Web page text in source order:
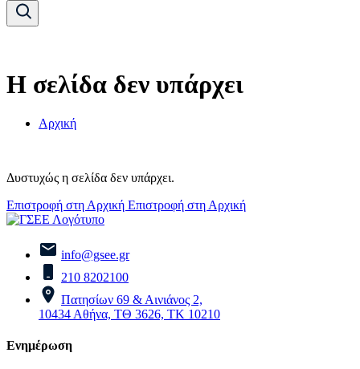
Η σελίδα δεν υπάρχει
Αρχική
Δυστυχώς η σελίδα δεν υπάρχει.
Επιστροφή στη Αρχική Επιστροφή στη Αρχική
info@gsee.gr
210 8202100
Πατησίων 69 & Αινιάνος 2,
10434 Αθήνα, ΤΘ 3626, ΤΚ 10210
Ενημέρωση